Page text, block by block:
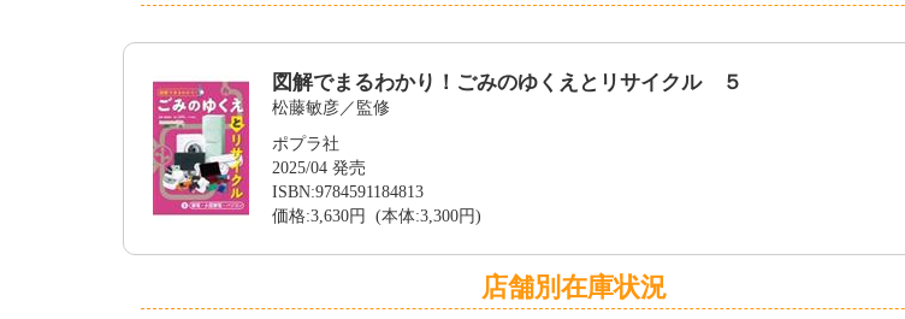
図解でまるわかり！ごみのゆくえとリサイクル ５
松藤敏彦／監修
ポプラ社
2025/04 発売
ISBN:9784591184813
価格:3,630円 (本体:3,300円)
店舗別在庫状況